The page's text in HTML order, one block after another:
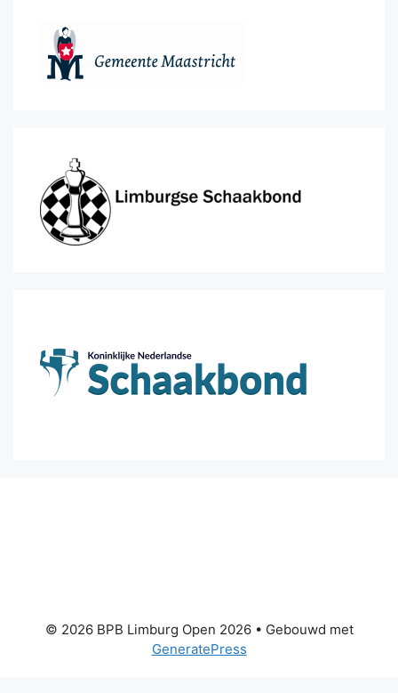
© 2026 BPB Limburg Open 2026• Gebouwd met
GeneratePress